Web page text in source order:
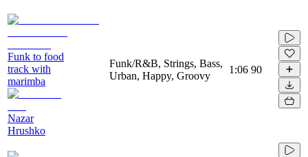
Funk to food
track with
marimba
Nazar
Hrushko
Funk/R&B, Strings, Bass,
Urban, Happy, Groovy
1:06 90